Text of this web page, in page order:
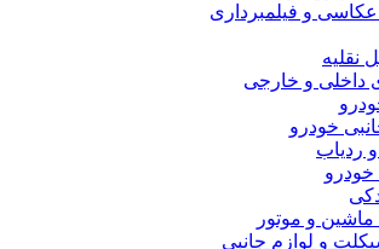
عکاسی و فیلمبرداری
نقلیه
داخلی و خارجی
خودرو
ردیاب
خودرو
و موتور
و لوازم جانبی